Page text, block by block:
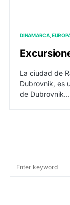
DINAMARCA
La ciudad de
Dubrovnik, es
de Dubrovnik…